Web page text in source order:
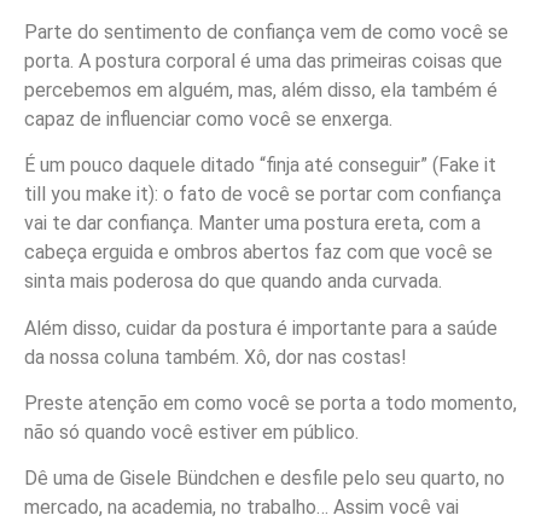
Parte do sentimento de confiança vem de como você se
porta. A postura corporal é uma das primeiras coisas que
percebemos em alguém, mas, além disso, ela também é
capaz de influenciar como você se enxerga.
É um pouco daquele ditado “finja até conseguir” (Fake it
till you make it): o fato de você se portar com confiança
vai te dar confiança. Manter uma postura ereta, com a
cabeça erguida e ombros abertos faz com que você se
sinta mais poderosa do que quando anda curvada.
Além disso, cuidar da postura é importante para a saúde
da nossa coluna também. Xô, dor nas costas!
Preste atenção em como você se porta a todo momento,
não só quando você estiver em público.
Dê uma de Gisele Bündchen e desfile pelo seu quarto, no
mercado, na academia, no trabalho… Assim você vai